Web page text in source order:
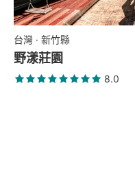
台灣 · 新竹縣
野漾莊園
8.0